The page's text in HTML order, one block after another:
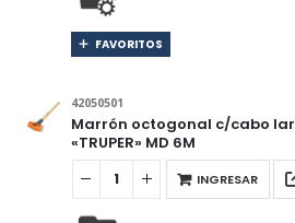
FAVORITOS
42050501
Marrón octogonal c/cabo
«TRUPER» MD 6M
INGRESAR